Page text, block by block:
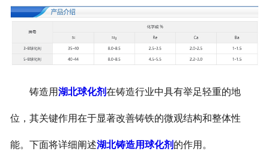
铸造用湖北球化剂在铸造行业中具有举足轻重的地
位，其关键作用在于显著改善铸铁的微观结构和整体性
能。下面将详细阐述湖北铸造用球化剂 的作用。